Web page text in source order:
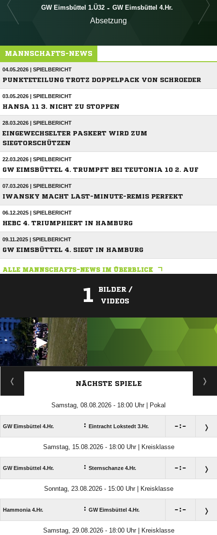
GW Eimsbüttel 1.Ü32 - GW Eimsbüttel 4.Hr.
Absetzung
MANNSCHAFTS-NEWS
04.05.2026 | SPIELBERICHT
PUNKTETEILUNG TROTZ DOPPELPACK VON SCHROEDER
03.05.2026 | SPIELBERICHT
HANSA 11 3. NICHT ZU STOPPEN
28.03.2026 | SPIELBERICHT
EINGEWECHSELTER PASKERT WIRD ZUM
SIEGTORSCHÜTZEN
22.03.2026 | SPIELBERICHT
GW EIMSBÜTTEL 4. TRUMPFT BEI TEUTONIA 10 2. AUF
07.03.2026 | SPIELBERICHT
IWANSKY MACHT LAST-MINUTE-REMIS PERFEKT
06.12.2025 | SPIELBERICHT
HEBC 4. TRIUMPHIERT IN HAMBURG
09.11.2025 | SPIELBERICHT
GW EIMSBÜTTEL 4. SIEGT IN HAMBURG
ALLE MANNSCHAFTS-NEWS IM ÜBERBLICK
1
BILDER /
VIDEOS
ANZEIGE
NÄCHSTE SPIELE
Samstag, 08.08.2026 - 18:00 Uhr | Pokal
GW Eimsbüttel 4.Hr. : Eintracht Lokstedt 3.Hr. :
Samstag, 15.08.2026 - 18:00 Uhr | Kreisklasse
GW Eimsbüttel 4.Hr. : Sternschanze 4.Hr. :
Sonntag, 23.08.2026 - 15:00 Uhr | Kreisklasse
Hammonia 4.Hr. : GW Eimsbüttel 4.Hr. :
Samstag, 29.08.2026 - 18:00 Uhr | Kreisklasse